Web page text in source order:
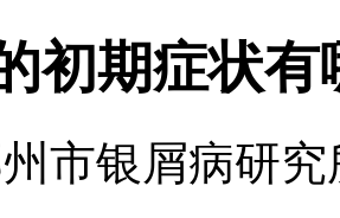
初期症状有
市银屑病研